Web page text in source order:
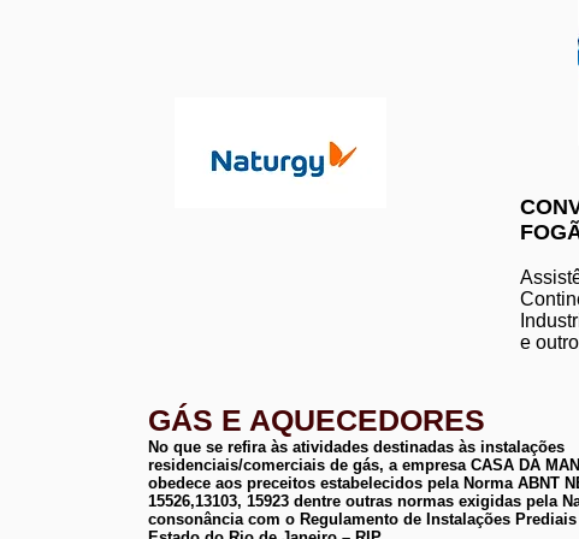
e
GÁS E AQUECEDORES
No que se refira às atividades destinadas às instalações
residenciais/comerciais de gás, a empresa CASA DA
obedece aos preceitos estabelecidos pela Norma ABNT
15526,13103, 15923 dentre outras normas exigidas pela
consonância com o Regulamento de Instalações